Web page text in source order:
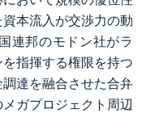
本流入が交渉力の動
連邦のモドン社がラ
指揮する権限を持つ
達を融合させた合弁
ガプロジェクト周辺